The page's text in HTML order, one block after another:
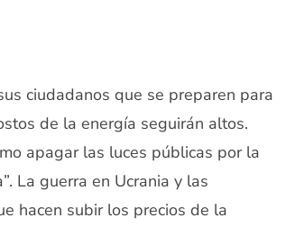
ciudadanos que se preparen para
de la energía seguirán altos.
apagar las luces públicas por la
La guerra en Ucrania y las
hacen subir los precios de la